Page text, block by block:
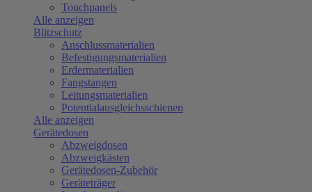
Touchpanels
Alle anzeigen
Blitzschutz
Anschlussmaterialien
Befestigungsmaterialien
Erdermaterialien
Fangstangen
Leitungsmaterialien
Potentialausgleichsschienen
Alle anzeigen
Gerätedosen
Abzweigdosen
Abzweigkästen
Gerätedosen-Zubehör
Geräteträger